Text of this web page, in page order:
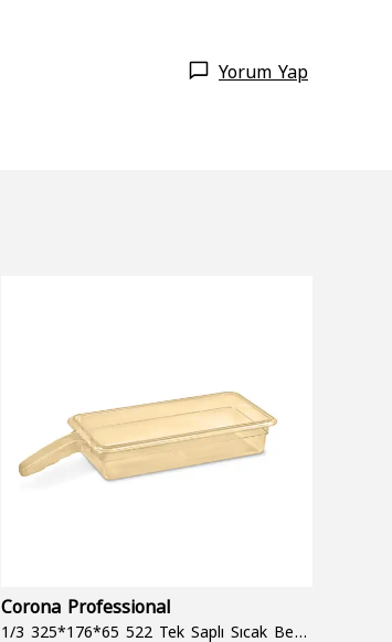
Yorum Yap
Corona Professional
1/3 325*176*65 522 Tek Saplı Sıcak Bekletme Tepsisi